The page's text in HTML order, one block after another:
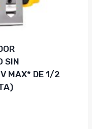
SIN
MAX* DE 1/2